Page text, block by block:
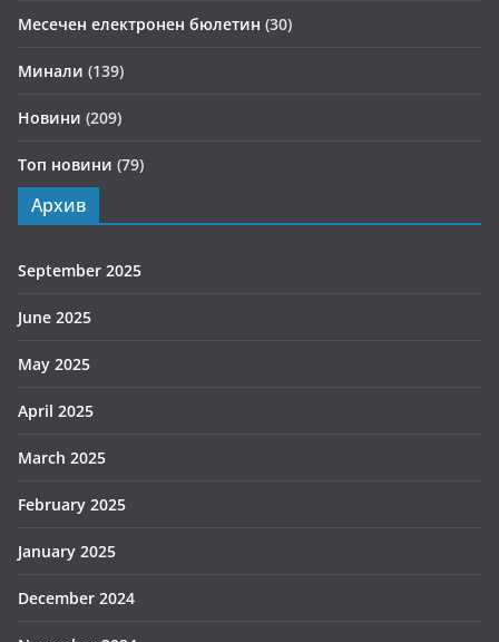
Месечен електронен бюлетин (30)
Минали (139)
Новини (209)
Топ новини (79)
Архив
September 2025
June 2025
May 2025
April 2025
March 2025
February 2025
January 2025
December 2024